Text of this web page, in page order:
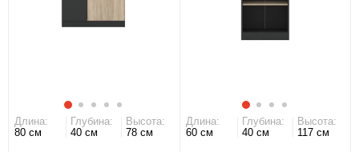
Длина:
80 см
Глубина:
40 см
Высота:
78 см
Длина:
60 см
Глубина:
40 см
Высота:
117 см